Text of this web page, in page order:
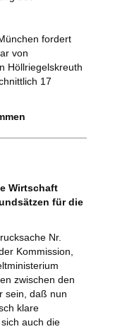
fordert
von
Höllriegelskreuth
17
Wirtschaft
für die
Nr.
Kommission,
zwischen den
sein, daß nun
klare
auch die